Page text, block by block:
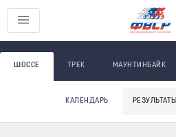
ШОССЕ ТРЕК МАУНТИНБАЙК
КАЛЕНДАРЬ РЕЗУЛЬТАТЫ